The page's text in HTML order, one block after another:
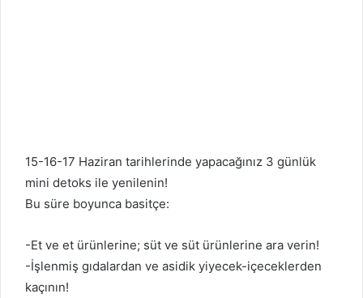
15-16-17 Haziran tarihlerinde yapacağınız 3 günlük
mini detoks ile yenilenin!
Bu süre boyunca basitçe:
-Et ve et ürünlerine; süt ve süt ürünlerine ara verin!
-İşlenmiş gıdalardan ve asidik yiyecek-içeceklerden
kaçının!